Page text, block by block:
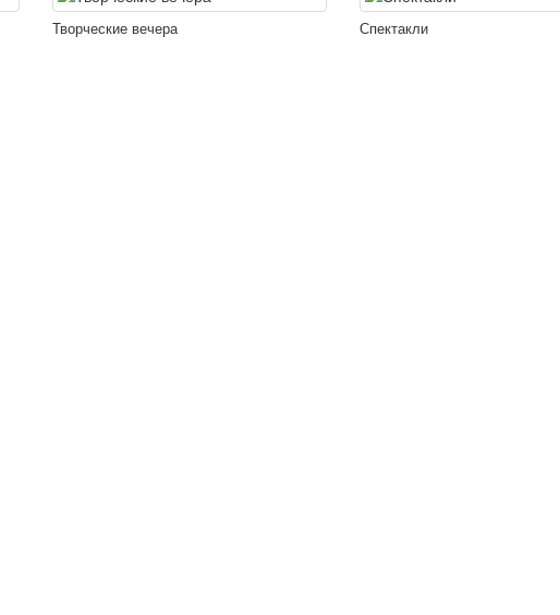
Творческие вечера Спектакли